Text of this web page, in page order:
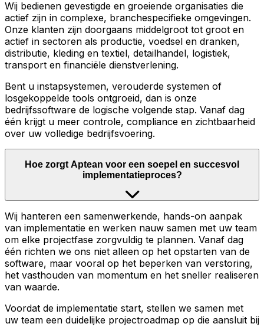
Wij bedienen gevestigde en groeiende organisaties die
actief zijn in complexe, branchespecifieke omgevingen.
Onze klanten zijn doorgaans middelgroot tot groot en
actief in sectoren als productie, voedsel en dranken,
distributie, kleding en textiel, detailhandel, logistiek,
transport en financiële dienstverlening.
Bent u instapsystemen, verouderde systemen of
losgekoppelde tools ontgroeid, dan is onze
bedrijfssoftware de logische volgende stap. Vanaf dag
één krijgt u meer controle, compliance en zichtbaarheid
over uw volledige bedrijfsvoering.
Hoe zorgt Aptean voor een soepel en succesvol
implementatieproces?
Wij hanteren een samenwerkende, hands-on aanpak
van implementatie en werken nauw samen met uw team
om elke projectfase zorgvuldig te plannen. Vanaf dag
één richten we ons niet alleen op het opstarten van de
software, maar vooral op het beperken van verstoring,
het vasthouden van momentum en het sneller realiseren
van waarde.
Voordat de implementatie start, stellen we samen met
uw team een duidelijke projectroadmap op die aansluit bij